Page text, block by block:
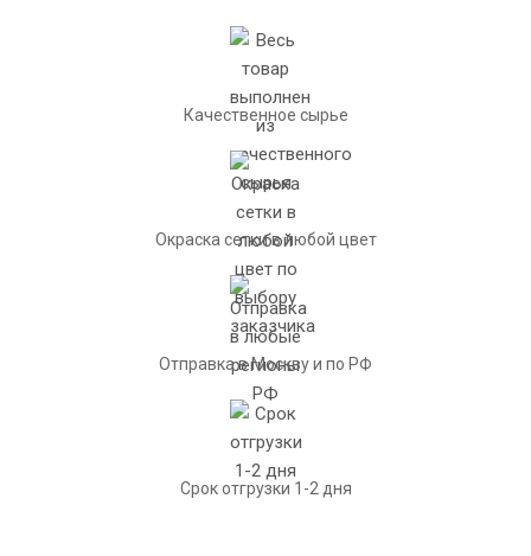
Качественное сырье
Окраска сетки в любой цвет
Отправка в Москву и по РФ
Срок отгрузки 1-2 дня